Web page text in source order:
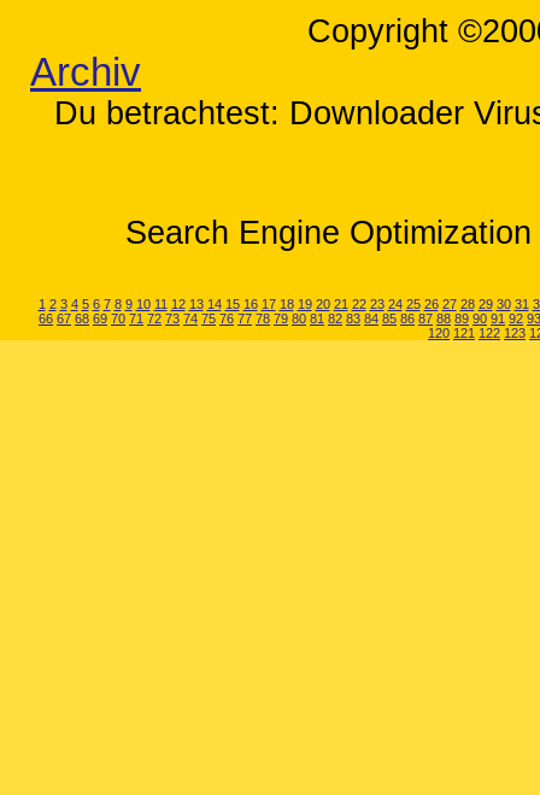
Copyright
Archiv
Du betrachtest: Downloader
Search Engine
1 2 3 4 5 6 7 8 9 10 11 12 13 14 15 16 17 18 19 20 21 22 23 24 25 26 27 28 29 30 31
66 67 68 69 70 71 72 73 74 75 76 77 78 79 80 81 82 83 84 85 86 87 88 89 90 91 92 93
120 121 122 123